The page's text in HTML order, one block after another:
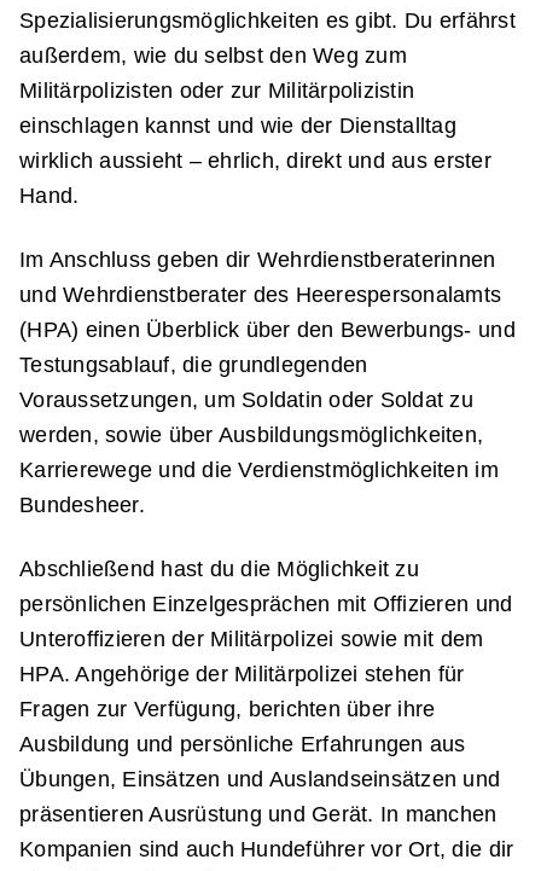
Spezialisierungsmöglichkeiten es gibt. Du erfährst
außerdem, wie du selbst den Weg zum
Militärpolizisten oder zur Militärpolizistin
einschlagen kannst und wie der Dienstalltag
wirklich aussieht – ehrlich, direkt und aus erster
Hand.
Im Anschluss geben dir Wehrdienstberaterinnen
und Wehrdienstberater des Heerespersonalamts
(HPA) einen Überblick über den Bewerbungs- und
Testungsablauf, die grundlegenden
Voraussetzungen, um Soldatin oder Soldat zu
werden, sowie über Ausbildungsmöglichkeiten,
Karrierewege und die Verdienstmöglichkeiten im
Bundesheer.
Abschließend hast du die Möglichkeit zu
persönlichen Einzelgesprächen mit Offizieren und
Unteroffizieren der Militärpolizei sowie mit dem
HPA. Angehörige der Militärpolizei stehen für
Fragen zur Verfügung, berichten über ihre
Ausbildung und persönliche Erfahrungen aus
Übungen, Einsätzen und Auslandseinsätzen und
präsentieren Ausrüstung und Gerät. In manchen
Kompanien sind auch Hundeführer vor Ort, die dir